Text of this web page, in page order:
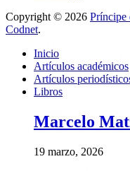
Copyright © 2026 Príncipe
Codnet.
Inicio
Artículos académicos
Artículos
Libros
Marcelo
19 marzo, 2026